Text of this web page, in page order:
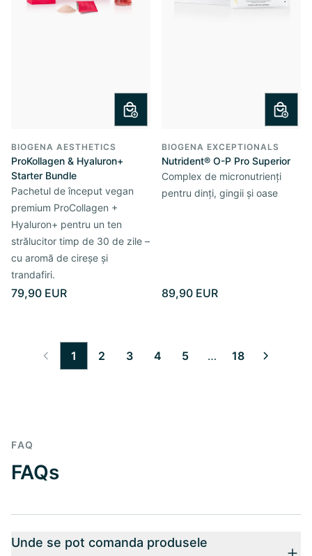
BIOGENA AESTHETICS
ProKollagen & Hyaluron+
Starter Bundle
Pachetul de început vegan
premium ProCollagen +
Hyaluron+ pentru un ten
strălucitor timp de 30 de zile –
cu aromă de cireșe și
trandafiri.
79,90 EUR
BIOGENA EXCEPTIONALS
Nutrident® O-P Pro Superior
Complex de micronutrienți
pentru dinți, gingii și oase
89,90 EUR
1 2 3 4 5 …
6
7
8
9
10
11
12
13
14
15
16
17
18
FAQ
FAQs
Unde se pot comanda produsele